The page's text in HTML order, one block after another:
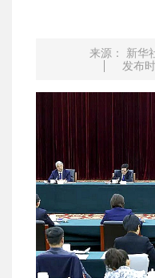
来源： 新华
发布